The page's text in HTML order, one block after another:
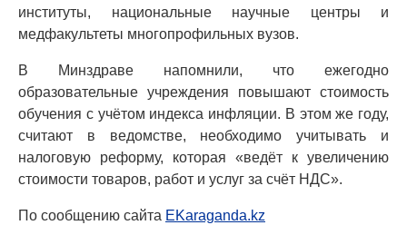
институты, национальные научные центры и
медфакультеты многопрофильных вузов.
В Минздраве напомнили, что ежегодно
образовательные учреждения повышают стоимость
обучения с учётом индекса инфляции. В этом же году,
считают в ведомстве, необходимо учитывать и
налоговую реформу, которая «ведёт к увеличению
стоимости товаров, работ и услуг за счёт НДС».
По сообщению сайта EKaraganda.kz